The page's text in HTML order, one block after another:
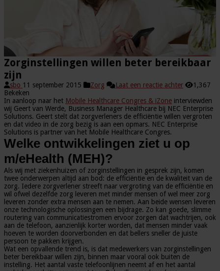
Zorginstellingen willen beter bereikbaar
zijn
sbo 11 september 2015 Zorg Laat een reactie achter
1,367
Bekeken
In aanloop naar het Mobile Healthcare Congres & iZone interviewden
wij Geert van Werde, Business Manager Healthcare bij NEC Enterprise
Solutions. Geert stelt dat zorgverleners de efficiëntie willen vergroten
en dat video in de zorg bezig is aan een opmars. NEC Enterprise
Solutions is partner van het Mobile Healthcare Congres.
Welke ontwikkelingen ziet u op
m/eHealth (MEH)?
Als wij met ziekenhuizen of zorginstellingen in gesprek zijn, komen
twee onderwerpen altijd aan bod: de efficiëntie en de kwaliteit van de
zorg. Iedere zorgverlener streeft naar vergroting van de efficiëntie en
wil ofwel dezelfde zorg leveren met minder mensen of wel meer zorg
leveren zonder extra mensen aan te nemen. Aan beide wensen leveren
onze technologische oplossingen een bijdrage. Zo kan goede, slimme
routering van communicatiestromen ervoor zorgen dat wachtrijen, ook
aan de telefoon, aanzienlijk korter worden, dat mensen minder vaak
hoeven te worden doorverbonden en dat bellers sneller de juiste
persoon te pakken krijgen.
Wat een opvallende trend is, is dat medewerkers van zorginstellingen
beter bereikbaar willen zijn, binnen maar vooral ook buiten de
instelling. Het aantal vaste telefoonlijnen neemt af en het aantal